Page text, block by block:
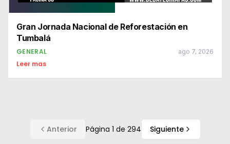
Gran Jornada Nacional de Reforestación en
Tumbalá
GENERAL ago 7, 2026
Leer mas
Anterior Página 1 de 294 Siguiente